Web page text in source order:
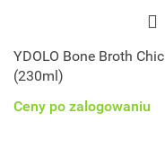
YDOLO Bone Broth
(230ml)
Ceny po zalogowaniu